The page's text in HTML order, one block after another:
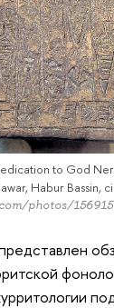
to God
Habur Bassin,
photos/